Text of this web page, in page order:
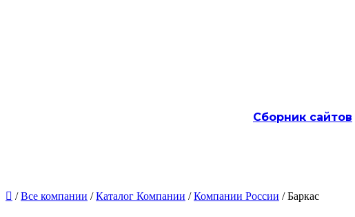
Сборник сайтов
 /Все компании /Каталог Компании /Компании России / Баркас